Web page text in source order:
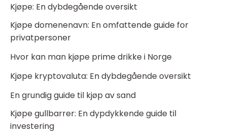
Kjøpe: En dybdegående oversikt
Kjøpe domenenavn: En omfattende guide for
privatpersoner
Hvor kan man kjøpe prime drikke i Norge
Kjøpe kryptovaluta: En dybdegående oversikt
En grundig guide til kjøp av sand
Kjøpe gullbarrer: En dypdykkende guide til
investering